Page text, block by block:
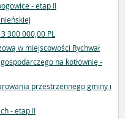
- etap II
300 000,00 PL
w miejscowości Rychwał
na kotłownię -
przestrzennego gminy i
- etap II